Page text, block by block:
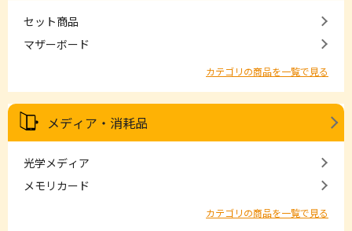
セット商品
マザーボード
カテゴリの商品を一覧で見る
メディア・消耗品
光学メディア
メモリカード
カテゴリの商品を一覧で見る